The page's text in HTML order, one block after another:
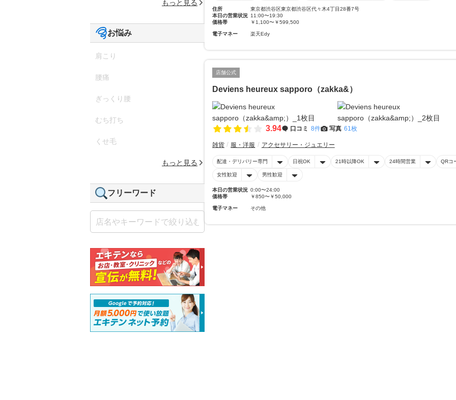
住所
東京都渋谷区東京都渋谷区代々木4丁目28番7号
本日の営業状況 11:00〜19:30
価格帯
￥1,100〜￥599,500
電子マネー 楽天Edy
店舗公式
Deviens heureux sapporo（zakka&）
3.94 口コミ 8件 写真 61枚
雑貨 服・洋服 アクセサリー・ジュエリー
配達・デリバリー専門 日祝OK 21時以降OK 24時間営業 QRコ
女性歓迎 男性歓迎
本日の営業状況 0:00〜24:00
価格帯
￥850〜￥50,000
電子マネー その他
もっと見る
お悩み
肩こり
腰痛
ぎっくり腰
むち打ち
くせ毛
もっと見る
フリーワード